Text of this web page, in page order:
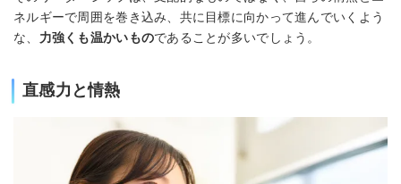
ネルギーで周囲を巻き込み、共に目標に向かって進んでいくよう
な、 力強くも温かいものであることが多いでしょう。
直感力と情熱